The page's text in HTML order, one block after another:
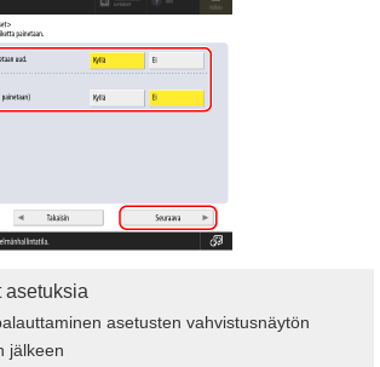
asetuksia
asetusten vahvistusnäytön
jälkeen